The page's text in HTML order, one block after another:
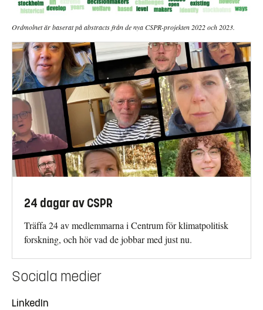
Ordmolnet är baserat på abstracts från de nya CSPR-projekten 2022 och 2023.
24 dagar av CSPR
Träffa 24 av medlemmarna i Centrum för klimatpolitisk
forskning, och hör vad de jobbar med just nu.
Sociala medier
LinkedIn